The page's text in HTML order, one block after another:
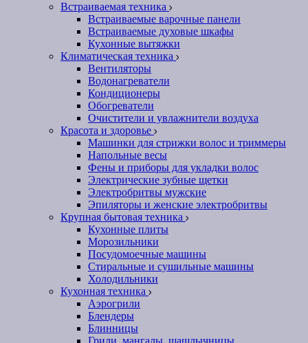
Встраиваемая техника
Встраиваемые варочные панели
Встраиваемые духовые шкафы
Кухонные вытяжки
Климатическая техника
Вентиляторы
Водонагреватели
Кондиционеры
Обогреватели
Очистители и увлажнители воздуха
Красота и здоровье
Машинки для стрижки волос и триммеры
Напольные весы
Фены и приборы для укладки волос
Электрические зубные щетки
Электробритвы мужские
Эпиляторы и женские электробритвы
Крупная бытовая техника
Кухонные плиты
Морозильники
Посудомоечные машины
Стиральные и сушильные машины
Холодильники
Кухонная техника
Аэрогрили
Блендеры
Блинницы
Грили, мангалы, шашлычницы